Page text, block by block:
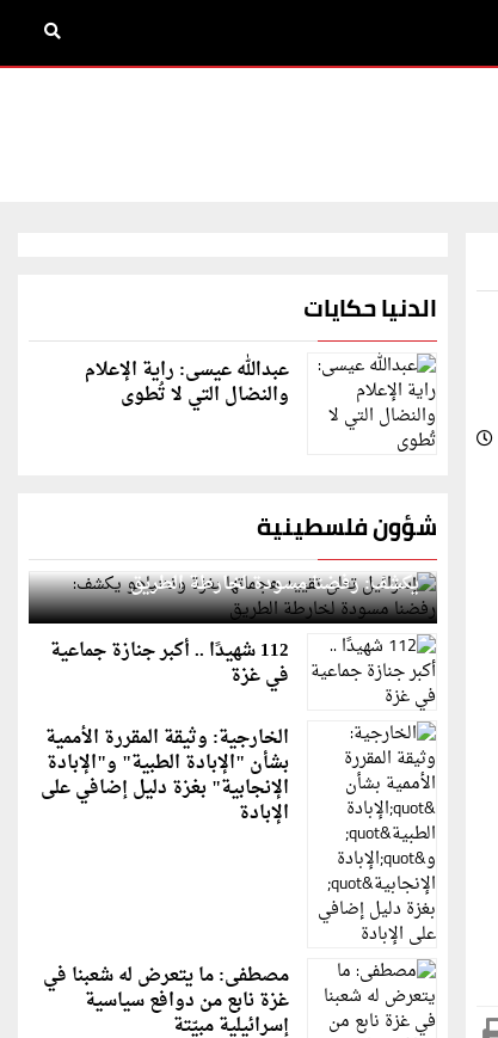
الدنيا حكايات
عبدالله عيسى: راية الإعلام
والنضال التي لا تُطوى
شؤون فلسطينية
إسرائيل تعلن تقييد هجماتها بغزة ونتنياهو
يكشف: رفضنا مسودة لخارطة الطريق
112 شهيدًا .. أكبر جنازة جماعية
في غزة
الخارجية: وثيقة المقررة الأممية
بشأن "الإبادة الطبية" و"الإبادة
الإنجابية" بغزة دليل إضافي على
الإبادة
مصطفى: ما يتعرض له شعبنا في
غزة نابع من دوافع سياسية
إسرائيلية مبيّتة